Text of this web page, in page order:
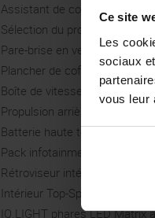
Ce site
Les
sociaux
vous leur
Assistant de conduite Travel
Sélection du profil de conduite
Pare-brise en verre feuilleté,
Plancher de coffre
Boîte de vitesses pour
Propulsion arrière
Batterie haute tension 82
Pack infotainment
Rétroviseur intérieur à
Intérieur Top-Sport Plus
IQ.LIGHT phares LED